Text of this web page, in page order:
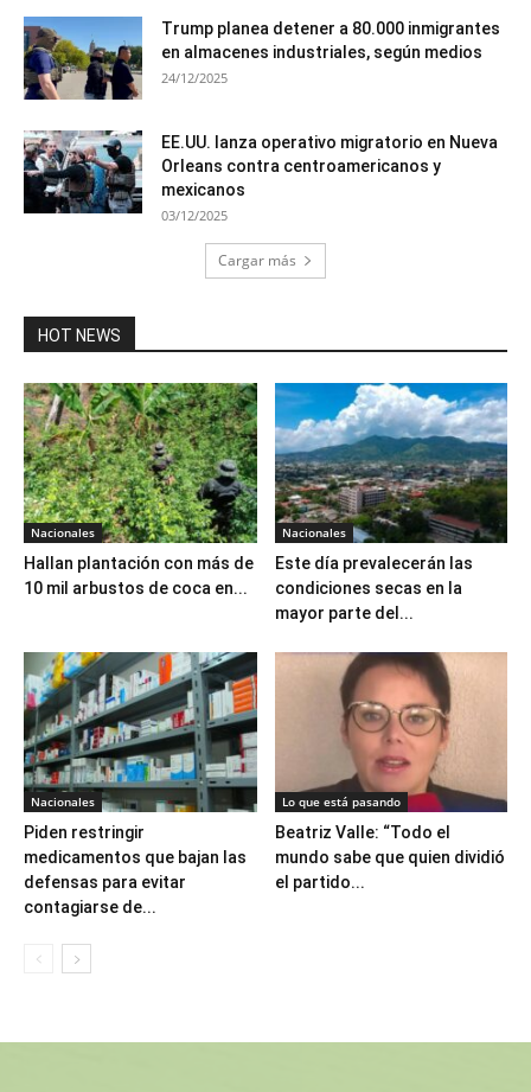
Trump planea detener a 80.000 inmigrantes
en almacenes industriales, según medios
24/12/2025
EE.UU. lanza operativo migratorio en Nueva
Orleans contra centroamericanos y
mexicanos
03/12/2025
Cargar más
HOT NEWS
Nacionales
Hallan plantación con más de
10 mil arbustos de coca en...
Nacionales
Este día prevalecerán las
condiciones secas en la
mayor parte del...
Nacionales
Piden restringir
medicamentos que bajan las
defensas para evitar
contagiarse de...
Lo que está pasando
Beatriz Valle: “Todo el
mundo sabe que quien dividió
el partido...